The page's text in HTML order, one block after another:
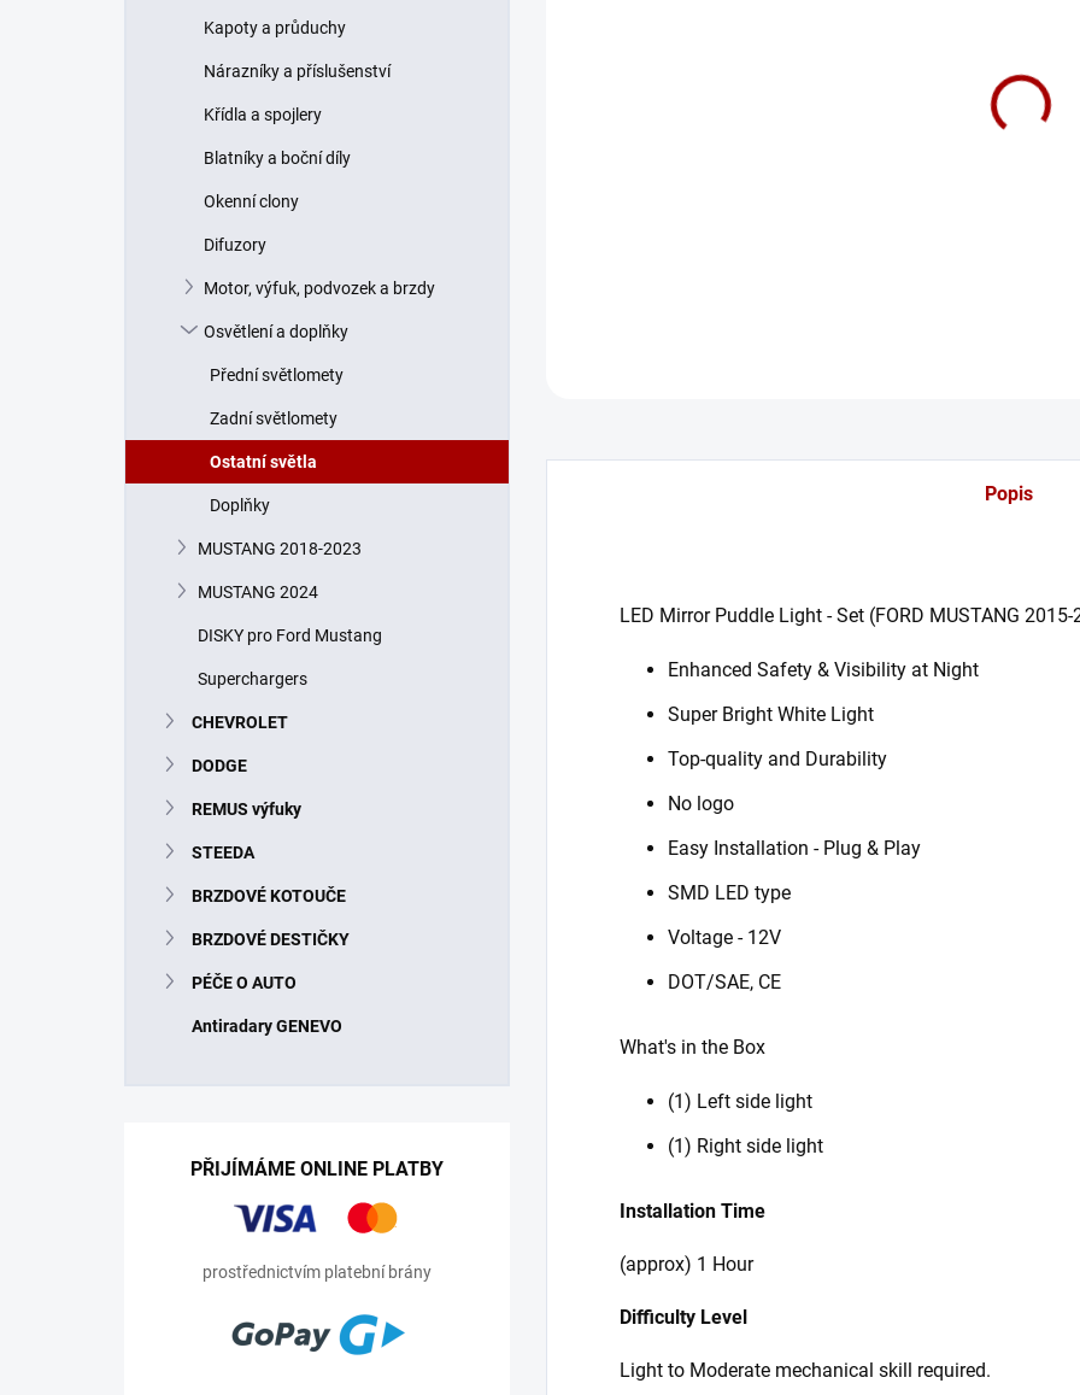
Kapoty a průduchy
Nárazníky a příslušenství
Křídla a spojlery
Blatníky a boční díly
Okenní clony
Difuzory
Motor, výfuk, podvozek a brzdy
Osvětlení a doplňky
Přední světlomety
Zadní světlomety
Ostatní světla
Doplňky
MUSTANG 2018-2023
MUSTANG 2024
DISKY pro Ford Mustang
Superchargers
CHEVROLET
DODGE
REMUS výfuky
STEEDA
BRZDOVÉ KOTOUČE
BRZDOVÉ DESTIČKY
PÉČE O AUTO
Antiradary GENEVO
PŘIJÍMÁME ONLINE PLATBY
prostřednictvím platební brány
Popis
LED Mirror Puddle Light - Set (FORD MUSTANG 2015-
Enhanced Safety & Visibility at Night
Super Bright White Light
Top-quality and Durability
No logo
Easy Installation - Plug & Play
SMD LED type
Voltage - 12V
DOT/SAE, CE
What's in the Box
(1) Left side light
(1) Right side light
Installation Time
(approx) 1 Hour
Difficulty Level
Light to Moderate mechanical skill required.